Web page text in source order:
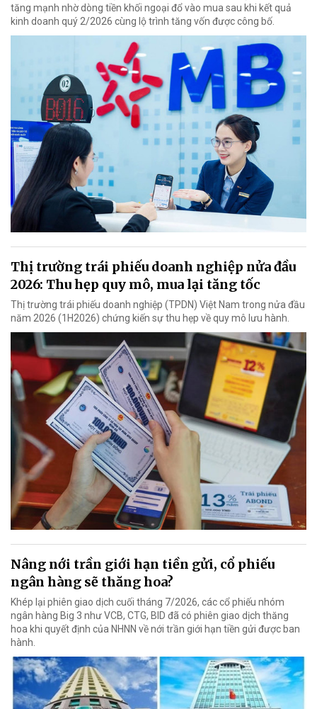
tăng mạnh nhờ dòng tiền khối ngoại đổ vào mua sau khi kết quả
kinh doanh quý 2/2026 cùng lộ trình tăng vốn được công bố.
Thị trường trái phiếu doanh nghiệp nửa đầu
2026: Thu hẹp quy mô, mua lại tăng tốc
Thị trường trái phiếu doanh nghiệp (TPDN) Việt Nam trong nửa đầu
năm 2026 (1H2026) chứng kiến sự thu hẹp về quy mô lưu hành.
Nâng nới trần giới hạn tiền gửi, cổ phiếu
ngân hàng sẽ thăng hoa?
Khép lại phiên giao dịch cuối tháng 7/2026, các cổ phiếu nhóm
ngân hàng Big 3 như VCB, CTG, BID đã có phiên giao dịch thăng
hoa khi quyết định của NHNN về nới trần giới hạn tiền gửi được ban
hành.